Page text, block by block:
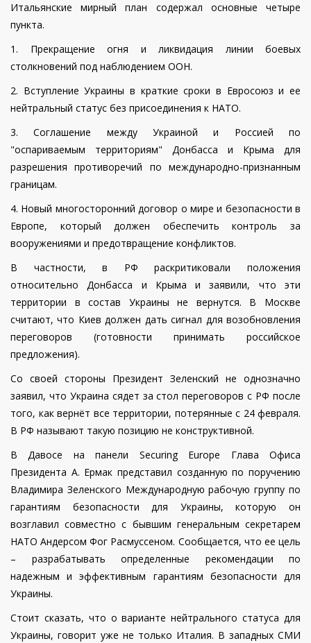
Итальянские мирный план содержал основные четыре
пункта.
1. Прекращение огня и ликвидация линии боевых
столкновений под наблюдением ООН.
2. Вступление Украины в краткие сроки в Евросоюз и ее
нейтральный статус без присоединения к НАТО.
3. Соглашение между Украиной и Россией по
"оспариваемым территориям" Донбасса и Крыма для
разрешения противоречий по международно-признанным
границам.
4. Новый многосторонний договор о мире и безопасности в
Европе, который должен обеспечить контроль за
вооружениями и предотвращение конфликтов.
В частности, в РФ раскритиковали положения
относительно Донбасса и Крыма и заявили, что эти
территории в состав Украины не вернутся. В Москве
считают, что Киев должен дать сигнал для возобновления
переговоров (готовности принимать российское
предложения).
Со своей стороны Президент Зеленский не однозначно
заявил, что Украина сядет за стол переговоров с РФ после
того, как вернёт все территории, потерянные с 24 февраля.
В РФ называют такую позицию не конструктивной.
В Давосе на панели Securing Europe Глава Офиса
Президента А. Ермак представил созданную по поручению
Владимира Зеленского Международную рабочую группу по
гарантиям безопасности для Украины, которую он
возглавил совместно с бывшим генеральным секретарем
НАТО Андерсом Фог Расмуссеном. Сообщается, что ее цель
– разрабатывать определенные рекомендации по
надежным и эффективным гарантиям безопасности для
Украины.
Стоит сказать, что о варианте нейтрального статуса для
Украины, говорит уже не только Италия. В западных СМИ